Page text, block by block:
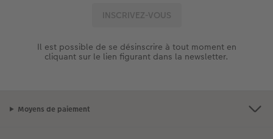
Il est possible de se désinscrire à tout moment en
cliquant sur le lien figurant dans la newsletter.
Moyens de paiement